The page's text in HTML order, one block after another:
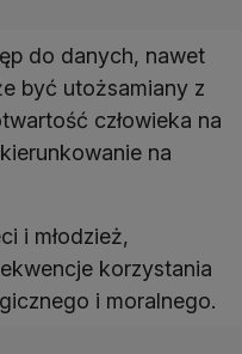
do danych, nawet
być utożsamiany z
człowieka na
na
i młodzież,
korzystania
i moralnego.